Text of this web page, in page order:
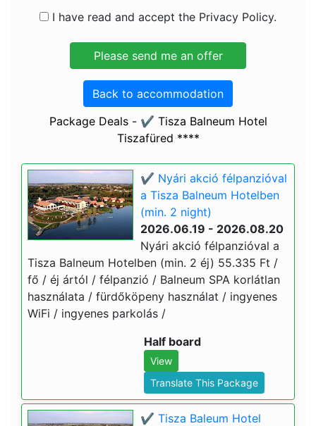
I have read and accept the Privacy Policy.
Back to accommodation
Package Deals - ✔️ Tisza Balneum Hotel
Tiszafüred ****
✔️ Nyári akció félpanzióval
a Tisza Balneum Hotelben
(min. 2 night)
2026.06.19 - 2026.08.20
Nyári akció félpanzióval a
Tisza Balneum Hotelben (min. 2 éj) 55.335 Ft /
fő / éj ártól / félpanzió / Balneum SPA korlátlan
használata / fürdőköpeny használat / ingyenes
WiFi / ingyenes parkolás /
Half board
View
Translate This Package
✔️ Tisza Baleum Hotel